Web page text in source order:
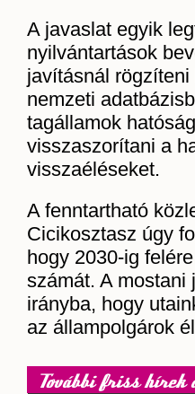
A javaslat egyik
nyilvántartások
javításnál
nemzeti
tagállamok
visszaszorítani a
visszaéléseket.
A fenntartható
Cicikosztasz úgy
hogy 2030-ig
számát. A mostani
irányba, hogy
az állampolgárok
További friss hírek